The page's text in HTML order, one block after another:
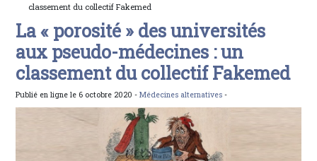
classement du collectif Fakemed
La « porosité » des universités
aux pseudo-médecines : un
classement du collectif Fakemed
Publié en ligne le 6 octobre 2020 -Médecines alternatives -